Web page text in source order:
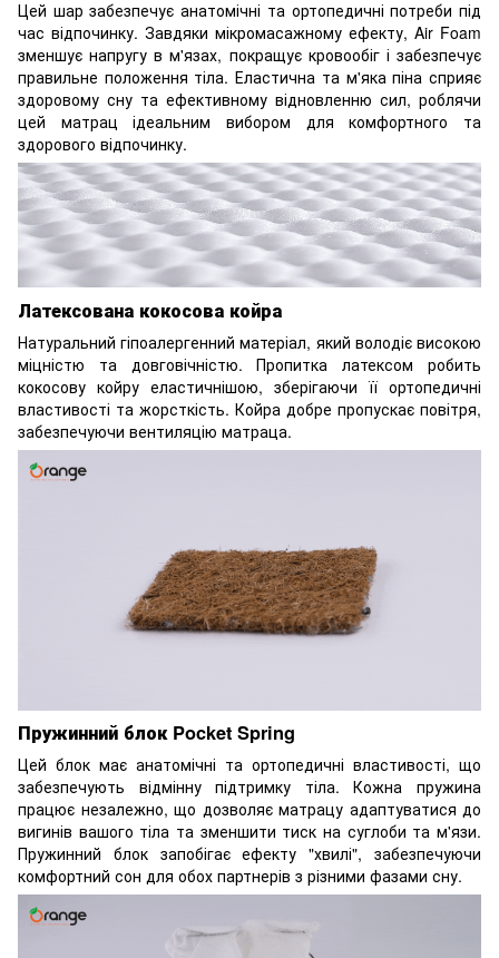
Цей шар забезпечує анатомічні та ортопедичні потреби під
час відпочинку. Завдяки мікромасажному ефекту, Air Foam
зменшує напругу в м'язах, покращує кровообіг і забезпечує
правильне положення тіла. Еластична та м'яка піна сприяє
здоровому сну та ефективному відновленню сил, роблячи
цей матрац ідеальним вибором для комфортного та
здорового відпочинку.
Латексована кокосова койра
Натуральний гіпоалергенний матеріал, який володіє високою
міцністю та довговічністю. Пропитка латексом робить
кокосову койру еластичнішою, зберігаючи її ортопедичні
властивості та жорсткість. Койра добре пропускає повітря,
забезпечуючи вентиляцію матраца.
Пружинний блок Pocket Spring
Цей блок має анатомічні та ортопедичні властивості, що
забезпечують відмінну підтримку тіла. Кожна пружина
працює незалежно, що дозволяє матрацу адаптуватися до
вигинів вашого тіла та зменшити тиск на суглоби та м'язи.
Пружинний блок запобігає ефекту "хвилі", забезпечуючи
комфортний сон для обох партнерів з різними фазами сну.